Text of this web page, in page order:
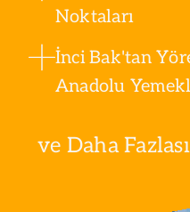
Noktaları
İnci Bak'tan
Anadolu
ve Daha